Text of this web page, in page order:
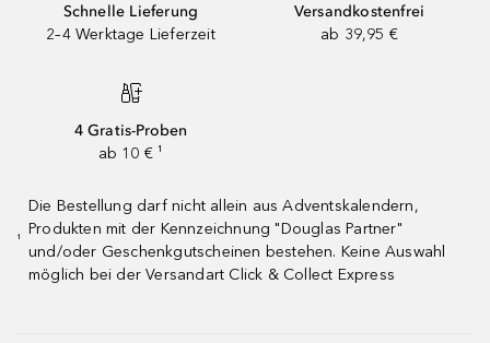
Schnelle Lieferung
2–4 Werktage Lieferzeit
Versandkostenfrei
ab 39,95 €
4 Gratis-Proben
ab 10 € ¹
¹
Die Bestellung darf nicht allein aus Adventskalendern,
Produkten mit der Kennzeichnung "Douglas Partner"
und/oder Geschenkgutscheinen bestehen. Keine Auswahl
möglich bei der Versandart Click & Collect Express